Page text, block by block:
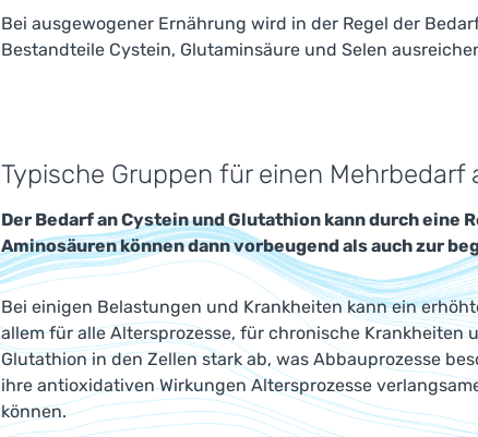
Bei ausgewogener Ernährung wird in der Regel der
Bestandteile Cystein, Glutaminsäure und Selen
Typische Gruppen für einen
Der Bedarf an Cystein und Glutathion kann durch eine
Aminosäuren können dann vorbeugend als auch zur
Bei einigen Belastungen und Krankheiten kann ein
allem für alle Altersprozesse, für chronische
Glutathion in den Zellen stark ab, was Abbauprozesse
ihre antioxidativen Wirkungen Altersprozesse
können.